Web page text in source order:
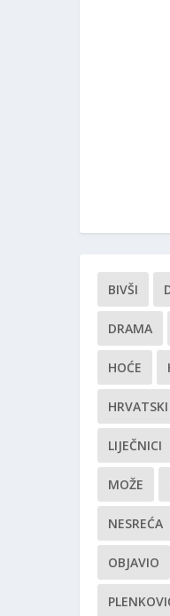
BIVŠI
DRAMA
HOĆE
HRVATSKI
LIJEČNICI
MOŽE
NESREĆA
OBJAVIO